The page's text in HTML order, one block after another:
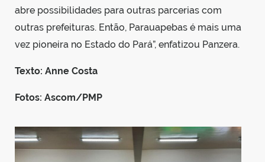
abre possibilidades para outras parcerias com
outras prefeituras. Então, Parauapebas é mais uma
vez pioneira no Estado do Pará”, enfatizou Panzera.
Texto: Anne Costa
Fotos: Ascom/PMP